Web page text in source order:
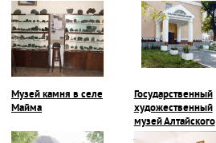
Музей камня в селе
Майма
Государственный
художественный
музей Алтайского
края, г. Барнаул